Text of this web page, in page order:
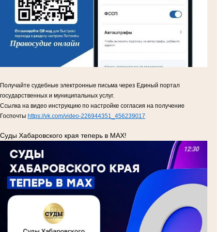
Получайте судебные электронные письма через Единый портал
государственных и муниципальных услуг.
Ссылка на видео инструкцию по настройке согласия на получение
Госпочты https://vk.com/video-226944351_456239017
Суды Хабаровского края теперь в MAX!